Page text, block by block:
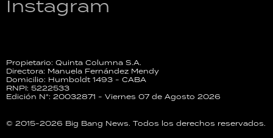
Instagram
Propietario: Quinta Columna S.A.
Directora: Manuela Fernández Mendy
Domicilio: Humboldt 1493 - CABA
RNPI: 5222533
Edición N°: 20032871 - Viernes 07 de Agosto 2026
© 2015-2026 Big Bang News. Todos los derechos reservados.